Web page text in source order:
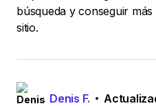
búsqueda y conseguir
sitio.
Denis F.